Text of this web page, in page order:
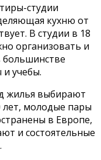
студии
кухню от
В студии в 18
организовать и
большинстве
и учебы.
жилья выбирают
молодые пары
в Европе,
и состоятельные